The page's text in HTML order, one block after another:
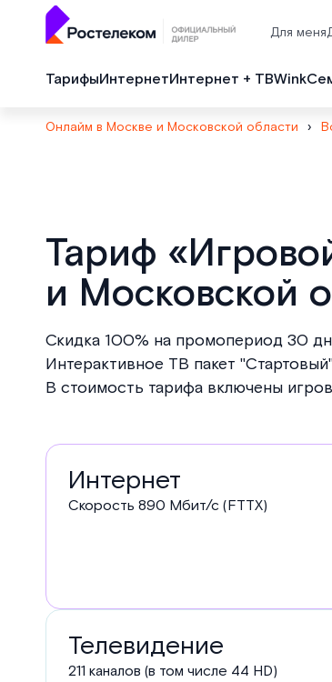
Для меня
ТарифыИнтернетИнтернет + ТВWink
Онлайм в Москве и Московской области ›
Тариф
и Московской
Скидка 100% на промопериод 30
Интерактивное ТВ пакет
В стоимость тарифа включены
Услуги
Интернет
Скорость 890 Мбит/с (FTTX)
Телевидение
211 каналов (в том числе 44 HD)